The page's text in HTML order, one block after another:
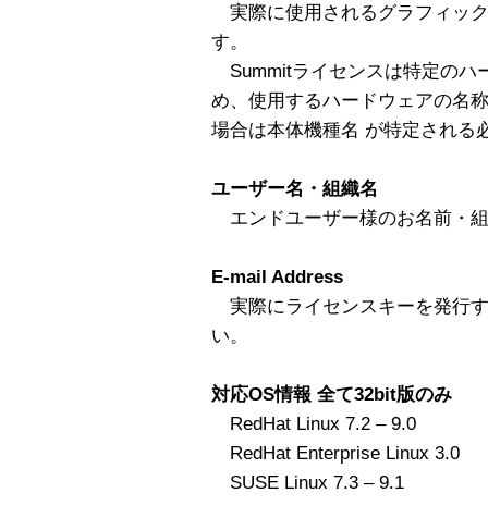
実際に使用されるグラフィッ
す。
Summitライセンスは特定のハ
め、使用するハードウェアの名
場合は本体機種名 が特定される
ユーザー名・組織名
エンドユーザー様のお名前・
E-mail Address
実際にライセンスキーを発行
い。
対応OS情報 全て32bit版のみ
RedHat Linux 7.2 – 9.0
RedHat Enterprise Linux 3.0
SUSE Linux 7.3 – 9.1